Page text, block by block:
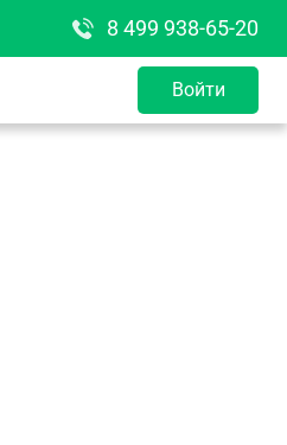
8 499 938-65-20
Войти